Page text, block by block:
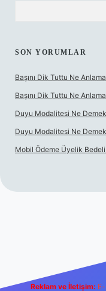
SON YORUMLAR
Başını Dik Tuttu Ne
Başını Dik Tuttu Ne
Duyu Modalitesi Ne Demek
Duyu Modalitesi Ne Demek
Mobil Ödeme Üyelik
Reklam ve İletişim: